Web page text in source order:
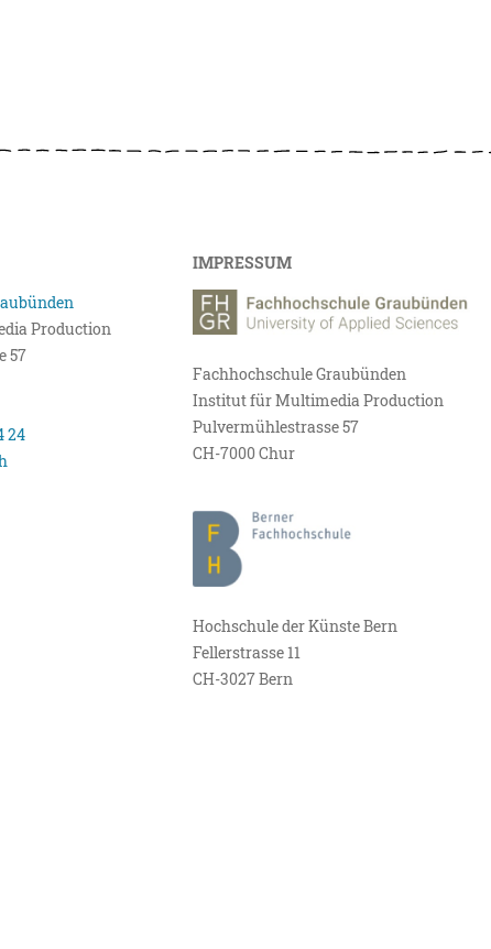
Production
57
24
IMPRESSUM
Fachhochschule Graubünden
Institut für Multimedia Production
Pulvermühlestrasse 57
CH-7000 Chur
Hochschule der Künste Bern
Fellerstrasse 11
CH-3027 Bern